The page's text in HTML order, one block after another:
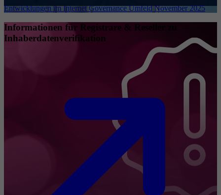
Entwicklungen im Internet Governance Umfeld November 2025
Informationen für Registrare & Reseller zu
Inhaberdatenverifikation